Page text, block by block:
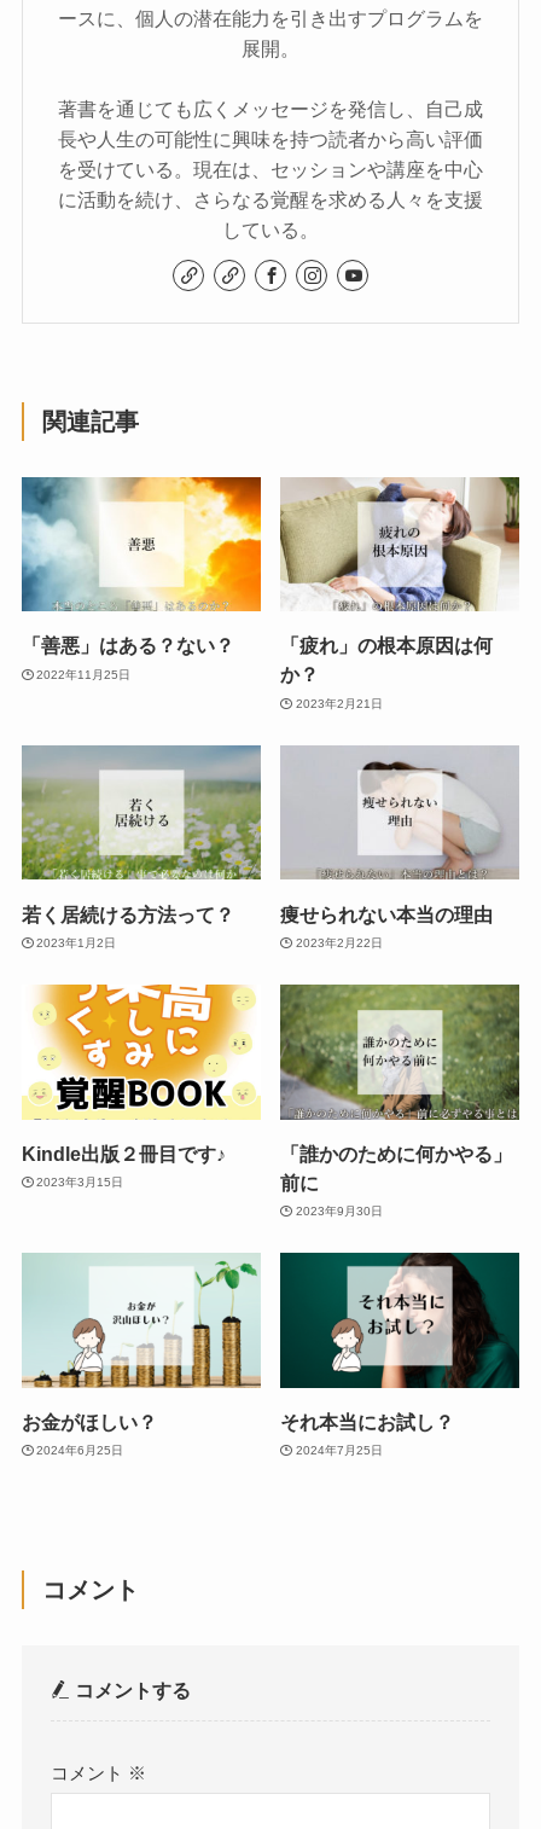
ースに、個人の潜在能力を引き出すプログラムを
展開。
著書を通じても広くメッセージを発信し、自己成
長や人生の可能性に興味を持つ読者から高い評価
を受けている。現在は、セッションや講座を中心
に活動を続け、さらなる覚醒を求める人々を支援
している。
関連記事
「善悪」はある？ない？
2022年11月25日
「疲れ」の根本原因は何
か？
2023年2月21日
若く居続ける方法って？
2023年1月2日
痩せられない本当の理由
2023年2月22日
Kindle出版２冊目です♪
2023年3月15日
「誰かのために何かやる」
前に
2023年9月30日
お金がほしい？
2024年6月25日
それ本当にお試し？
2024年7月25日
コメント
コメントする
コメント ※